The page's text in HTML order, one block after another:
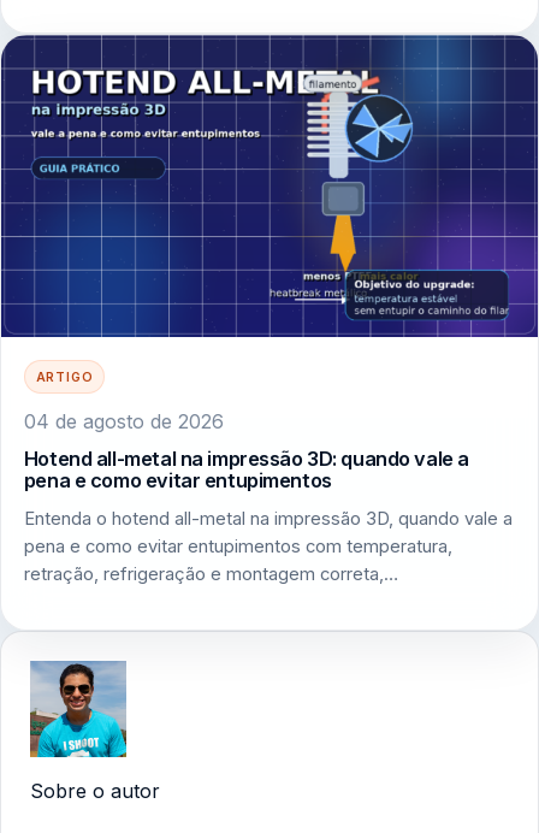
ARTIGO
04 de agosto de 2026
Hotend all-metal na impressão 3D: quando vale a
pena e como evitar entupimentos
Entenda o hotend all-metal na impressão 3D, quando vale a
pena e como evitar entupimentos com temperatura,
retração, refrigeração e montagem correta,…
Sobre o autor